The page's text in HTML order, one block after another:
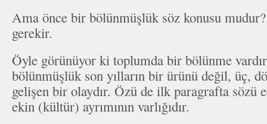
Ama önce bir bölünmüşlük söz konusu
gerekir.
Öyle görünüyor ki toplumda bir bölünme
bölünmüşlük son yılların bir ürünü değil, üç,
gelişen bir olaydır. Özü de ilk paragrafta sözü
ekin (kültür) ayrımının varlığıdır.